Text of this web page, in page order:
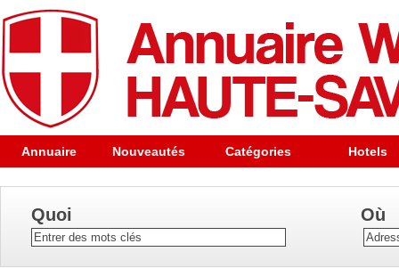
Annuaire Nouveautés Catégories Hotels
Quoi Où